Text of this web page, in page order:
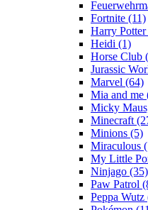
Fortnite (11)
Harry
Heidi (1)
Horse Club
Jurassic
Marvel (64)
Mia and me
Micky
Minecraft
Minions (5)
Miraculous
My Little
Ninjago (35)
Paw Patrol
Peppa Wutz